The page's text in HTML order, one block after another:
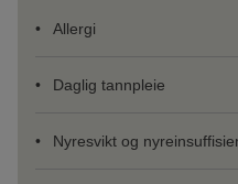
Allergi
Daglig tannpleie
Nyresvikt og